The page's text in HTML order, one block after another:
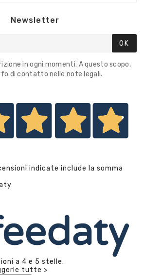
Newsletter
OK
in ogni momenti. A questo scopo,
di contatto nelle note legali.
indicate include la somma
a 4 e 5 stelle.
tutte >